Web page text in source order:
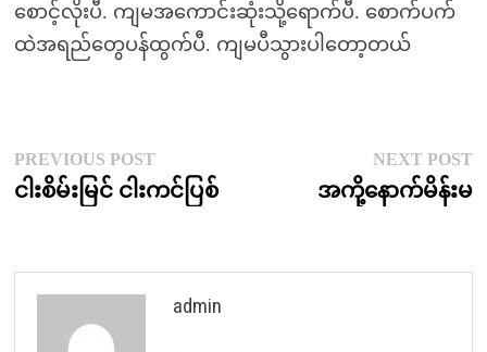
စောင့်လိုးပီ. ကျမအကောင်းဆုံးသို့ရောက်ပီ. စောက်ပက်
ထဲအရည်တွေပန်ထွက်ပီ. ကျမပီသွားပါတော့တယ်
Post
navigation
PREVIOUS POSTPrevious
post:
ငါးစိမ်းမြင် ငါးကင်ပြစ်
NEXT POST
အကို့နောက်မိန်းမ
admin